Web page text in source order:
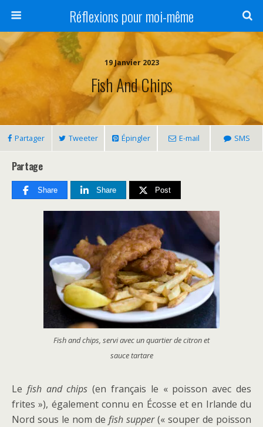
Réflexions pour moi-même
19 Janvier 2023
Fish And Chips
Partager Tweeter Épingler E-mail SMS
Partage
Share Share Post
Fish and chips, servi avec un quartier de citron et
sauce tartare
Le fish and chips (en français le « poisson avec des
frites »), également connu en Écosse et en Irlande du
Nord sous le nom de fish supper(« souper de poisson